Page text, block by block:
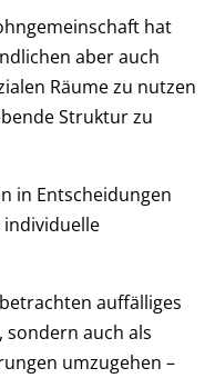
hat
aber auch
Räume zu nutzen
Struktur zu
in Entscheidungen
individuelle
auffälliges
auch als
umzugehen –